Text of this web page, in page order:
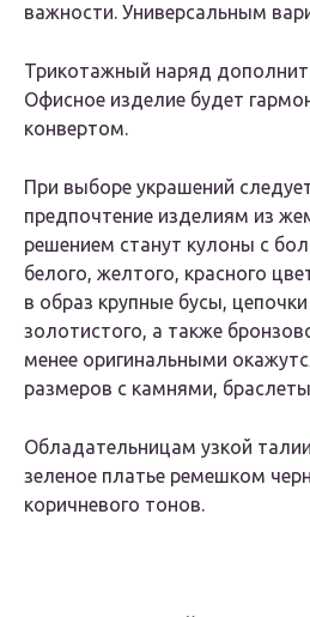
важности. Универсальным
Трикотажный наряд
Офисное изделие будет
конвертом.
При выборе украшений
предпочтение изделиям из
решением станут кулоны с
белого, желтого, красного
в образ крупные бусы, цепочки
золотистого, а также
менее оригинальными
размеров с камнями,
Обладательницам узкой
зеленое платье ремешком
коричневого тонов.